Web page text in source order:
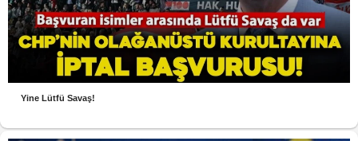
Yine Lütfü Savaş!